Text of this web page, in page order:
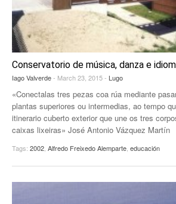
Conservatorio de música, danza e
Iago Valverde- March 23, 2015 - Lugo
«Conectalas tres pezas coa rúa mediante
plantas superiores ou intermedias, ao tempo
itinerario cuberto exterior que une os tres
caixas lixeiras» José Antonio Vázquez Martín
Tags: 2002 Alfredo Freixedo Alemparte educación